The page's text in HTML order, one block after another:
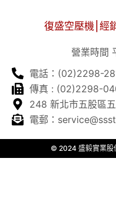
復盛空壓機⎮經
營業時間
電話：(02)2298-
傳真 : (02)2298-
248 新北市五股區
電郵：
© 2024 盛毅實業股